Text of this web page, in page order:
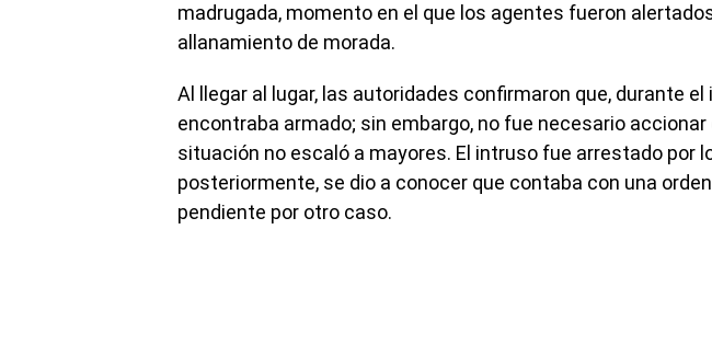
madrugada, momento en el que los agentes fueron
allanamiento de morada.
Al llegar al lugar, las autoridades confirmaron que, durante
encontraba armado; sin embargo, no fue necesario accionar
situación no escaló a mayores. El intruso fue arrestado por
posteriormente, se dio a conocer que contaba con una
pendiente por otro caso.